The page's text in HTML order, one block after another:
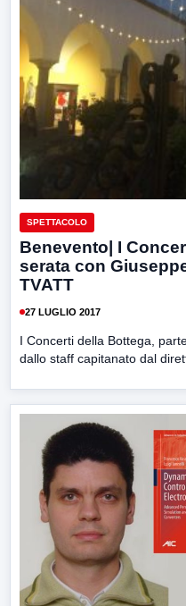
SPETTACOLO
Benevento| I
serata con
TVATT
27 LUGLIO 2017
I Concerti della Bottega,
dallo staff capitanato dal